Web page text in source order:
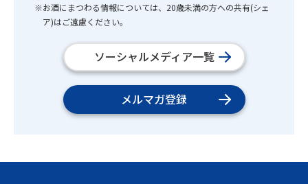
※お酒にまつわる情報については、20歳未満の方への共有(シェ
ア)はご遠慮ください。
ソーシャルメディア一覧
メルマガ登録